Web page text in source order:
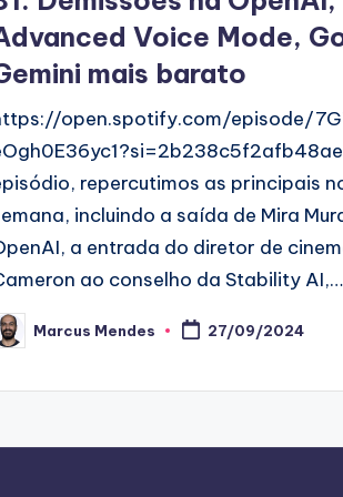
Voice Mode,
mais barato
open.spotify.com/episode/
repercutimos as principais
incluindo a saída de Mira
a entrada do diretor de
ao conselho da Stability AI,…
Marcus Mendes 27/09/2024